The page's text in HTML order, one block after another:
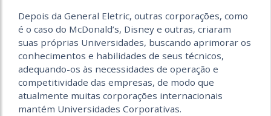
Depois da General Eletric, outras corporações, como
é o caso do McDonald’s, Disney e outras, criaram
suas próprias Universidades, buscando aprimorar os
conhecimentos e habilidades de seus técnicos,
adequando-os às necessidades de operação e
competitividade das empresas, de modo que
atualmente muitas corporações internacionais
mantém Universidades Corporativas.